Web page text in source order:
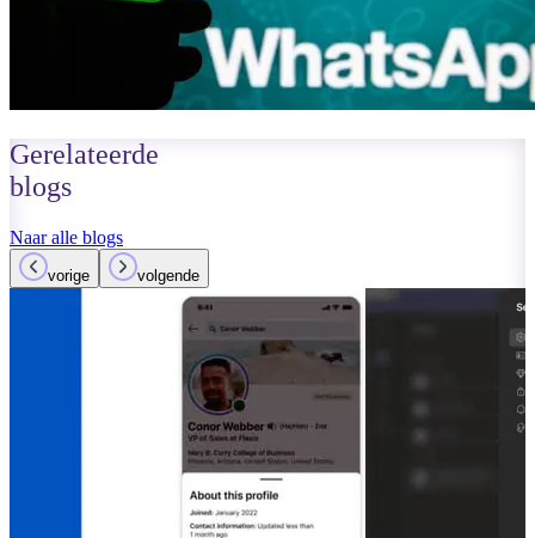
Gerelateerde
blogs
Naar alle blogs
vorige volgende